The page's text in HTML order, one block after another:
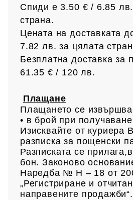
Спиди е 3.50 € / 6.85
страна.
Цената на доставката
7.82 лв.за цялата
Безплатна доставка за
61.35 € / 120 лв.
Плащане
Плащането се
• в брой при
Изисквайте от куриера
разписка за пощенски
Разписката се
бон. Законово
Наредба № Н – 18 от
„Регистриране и
направените продажби“.